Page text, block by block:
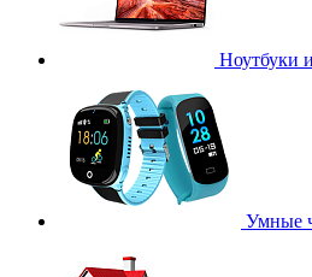
Ноутбуки
Умные